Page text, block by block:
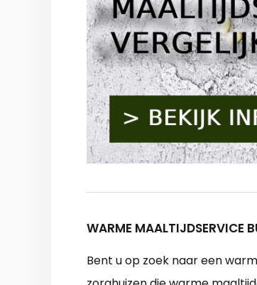
WARME MAALTIJDSERVICE
Bent u op zoek naar een